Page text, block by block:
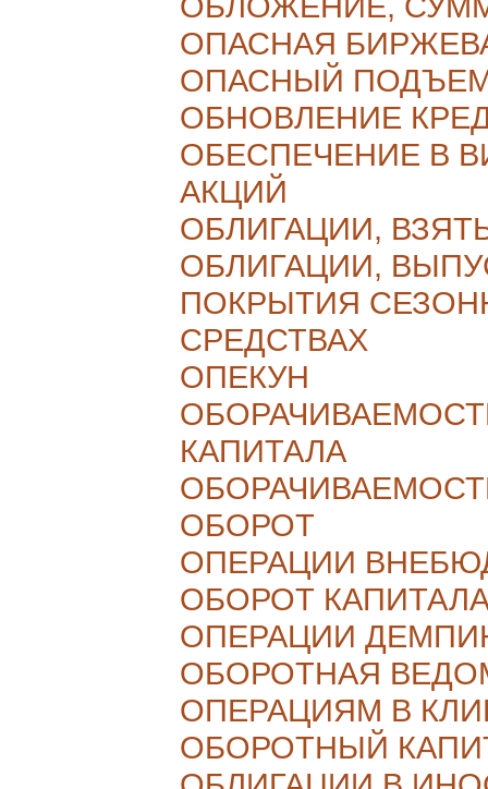
ОПАСНАЯ
ОПАСНЫЙ
ОБНОВЛЕНИЕ
ОБЕСПЕЧЕНИЕ В
АКЦИЙ
ОБЛИГАЦИИ,
ОБЛИГАЦИИ,
ПОКРЫТИЯ
СРЕДСТВАХ
ОПЕКУН
КАПИТАЛА
ОБОРОТ
ОПЕРАЦИИ
ОБОРОТ
ОПЕРАЦИИ
ОБОРОТНАЯ
ОПЕРАЦИЯМ В
ОБОРОТНЫЙ